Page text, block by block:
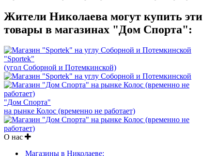
Жители Николаева могут купить эти
товары в магазинах "Дом Спорта":
"Sportek"
(угол Соборной и Потемкинской)
"Дом Спорта"
на рынке Колос (временно не работает)
О нас
Магазины в Николаеве: